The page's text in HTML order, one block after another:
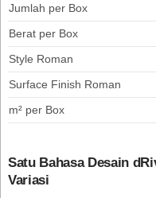
Jumlah per Box
Berat per Box
Style Roman
Surface Finish Roman
m² per Box
Satu Bahasa Desain
Variasi